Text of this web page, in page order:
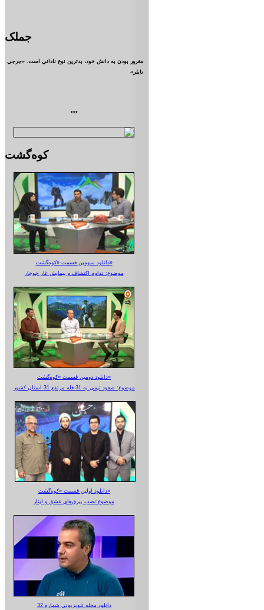
جملک
مغرور بودن به دانش خود، بدترين نوع ناداني است. «جرجي
تايلر»
***
کوه‌گشت
دانلود سومین قسمت «کوه‌گشت»
موضوع: تداوم اکتشاف و پیمایش غار جوجار
دانلود دومین قسمت «کوه‌گشت»
موضوع: صعود تیمی به 31 قله مرتفع 31 استان کشور
دانلود اولین قسمت «کوه‌گشت»
موضوع:نصب بیرق‌های عشق و ایثار
دانلود مجله تلویزیونی شماره 32